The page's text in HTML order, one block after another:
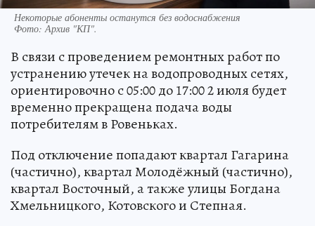
Некоторые абоненты останутся без водоснабжения
Фото:Архив "КП".
В связи с проведением ремонтных работ по
устранению утечек на водопроводных сетях,
ориентировочно с 05:00 до 17:00 2 июля будет
временно прекращена подача воды
потребителям в Ровеньках.
Под отключение попадают квартал Гагарина
(частично), квартал Молодёжный (частично),
квартал Восточный, а также улицы Богдана
Хмельницкого, Котовского и Степная.